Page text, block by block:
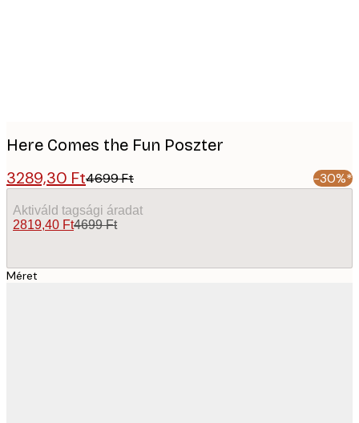
Here Comes the Fun Poszter
3289,30 Ft4699 Ft -30%*
Aktiváld tagsági áradat
2819,40 Ft4699 Ft
Méret